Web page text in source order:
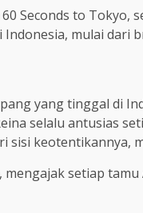
Seconds to Tokyo,
mulai
yang tinggal di
selalu antusias
keotentikannya,
setiap